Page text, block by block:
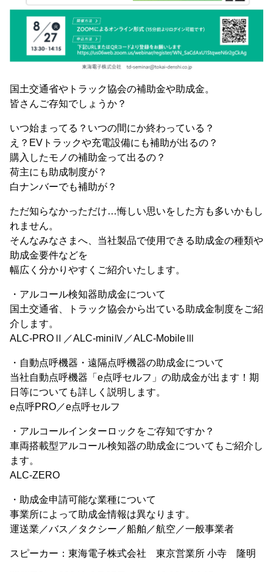
国土交通省やトラック協会の補助金や助成金。
皆さんご存知でしょうか？
いつ始まってる？いつの間にか終わっている？
え？EVトラックや充電設備にも補助が出るの？
購入したモノの補助金って出るの？
荷主にも助成制度が？
白ナンバーでも補助が？
ただ知らなかっただけ…悔しい思いをした方も多いかもし
れません。
そんなみなさまへ、当社製品で使用できる助成金の種類や
助成金要件などを
幅広く分かりやすくご紹介いたします。
・アルコール検知器助成金について
国土交通省、トラック協会から出ている助成金制度をご紹
介します。
ALC-PROⅡ／ALC-miniⅣ／ALC-MobileⅢ
・自動点呼機器・遠隔点呼機器の助成金について
当社自動点呼機器「e点呼セルフ」の助成金が出ます！期
日等についても詳しく説明します。
e点呼PRO／e点呼セルフ
・アルコールインターロックをご存知ですか？
車両搭載型アルコール検知器の助成金についてもご紹介し
ます。
ALC-ZERO
・助成金申請可能な業種について
事業所によって助成金情報は異なります。
運送業／バス／タクシー／船舶／航空／一般事業者
スピーカー：東海電子株式会社 東京営業所 小寺 隆明